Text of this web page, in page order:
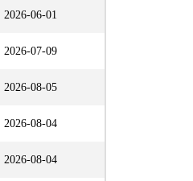
2026-06-01
2026-07-09
2026-08-05
2026-08-04
2026-08-04